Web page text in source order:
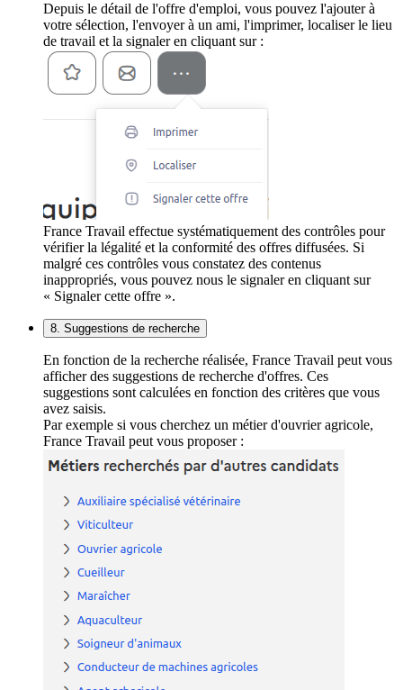
Depuis le détail de l'offre d'emploi, vous pouvez l'ajouter à
votre sélection, l'envoyer à un ami, l'imprimer, localiser le lieu
de travail et la signaler en cliquant sur :
France Travail effectue systématiquement des contrôles pour
vérifier la légalité et la conformité des offres diffusées. Si
malgré ces contrôles vous constatez des contenus
inappropriés, vous pouvez nous le signaler en cliquant sur
« Signaler cette offre ».
8. Suggestions de recherche
En fonction de la recherche réalisée, France Travail peut vous
afficher des suggestions de recherche d'offres. Ces
suggestions sont calculées en fonction des critères que vous
avez saisis.
Par exemple si vous cherchez un métier d'ouvrier agricole,
France Travail peut vous proposer :